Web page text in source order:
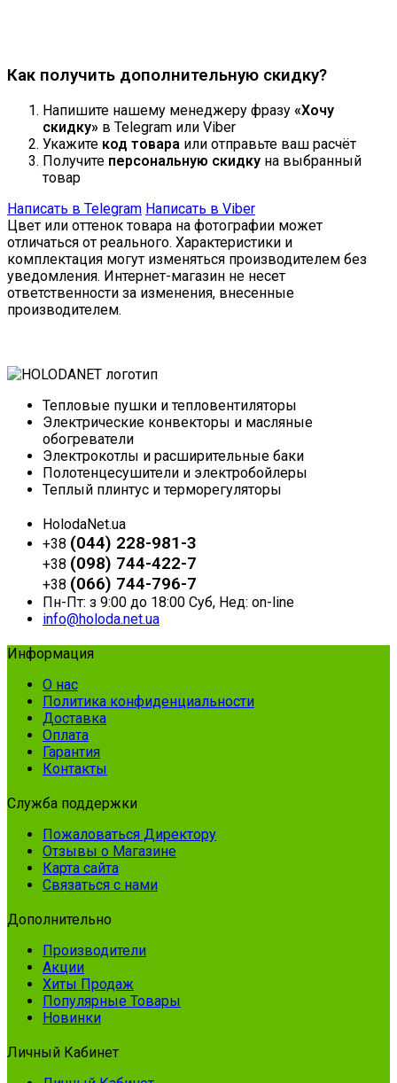
Как получить дополнительную скидку?
Напишите нашему менеджеру фразу «Хочу
скидку» в Telegram или Viber
Укажите код товара или отправьте ваш расчёт
Получите персональную скидку на выбранный
товар
Написать в Telegram Написать в Viber
Цвет или оттенок товара на фотографии может
отличаться от реального. Характеристики и
комплектация могут изменяться производителем без
уведомления. Интернет-магазин не несет
ответственности за изменения, внесенные
производителем.
Тепловые пушки и тепловентиляторы
Электрические конвекторы и масляные
обогреватели
Электрокотлы и расширительные баки
Полотенцесушители и электробойлеры
Теплый плинтус и терморегуляторы
HolodaNet.ua
+38 (044) 228-981-3
+38 (098) 744-422-7
+38 (066) 744-796-7
Пн-Пт: з 9:00 до 18:00 Суб, Нед: on-line
info@holoda.net.ua
Информация
О нас
Политика конфиденциальности
Доставка
Оплата
Гарантия
Контакты
Служба поддержки
Пожаловаться Директору
Отзывы о Магазине
Карта сайта
Связаться с нами
Дополнительно
Производители
Акции
Хиты Продаж
Популярные Товары
Новинки
Личный Кабинет